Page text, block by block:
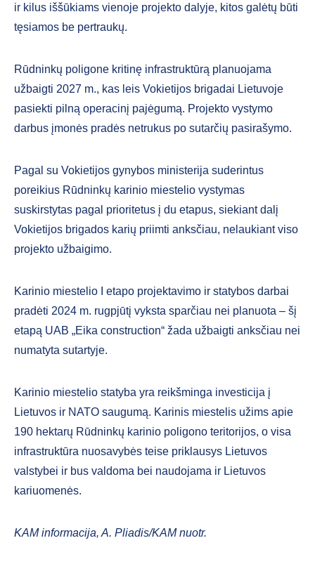
ir kilus iššūkiams vienoje projekto dalyje, kitos galėtų būti
tęsiamos be pertraukų.
Rūdninkų poligone kritinę infrastruktūrą planuojama
užbaigti 2027 m., kas leis Vokietijos brigadai Lietuvoje
pasiekti pilną operacinį pajėgumą. Projekto vystymo
darbus įmonės pradės netrukus po sutarčių pasirašymo.
Pagal su Vokietijos gynybos ministerija suderintus
poreikius Rūdninkų karinio miestelio vystymas
suskirstytas pagal prioritetus į du etapus, siekiant dalį
Vokietijos brigados karių priimti anksčiau, nelaukiant viso
projekto užbaigimo.
Karinio miestelio I etapo projektavimo ir statybos darbai
pradėti 2024 m. rugpjūtį vyksta sparčiau nei planuota – šį
etapą UAB „Eika construction“ žada užbaigti anksčiau nei
numatyta sutartyje.
Karinio miestelio statyba yra reikšminga investicija į
Lietuvos ir NATO saugumą. Karinis miestelis užims apie
190 hektarų Rūdninkų karinio poligono teritorijos, o visa
infrastruktūra nuosavybės teise priklausys Lietuvos
valstybei ir bus valdoma bei naudojama ir Lietuvos
kariuomenės.
KAM informacija, A. Pliadis/KAM nuotr.